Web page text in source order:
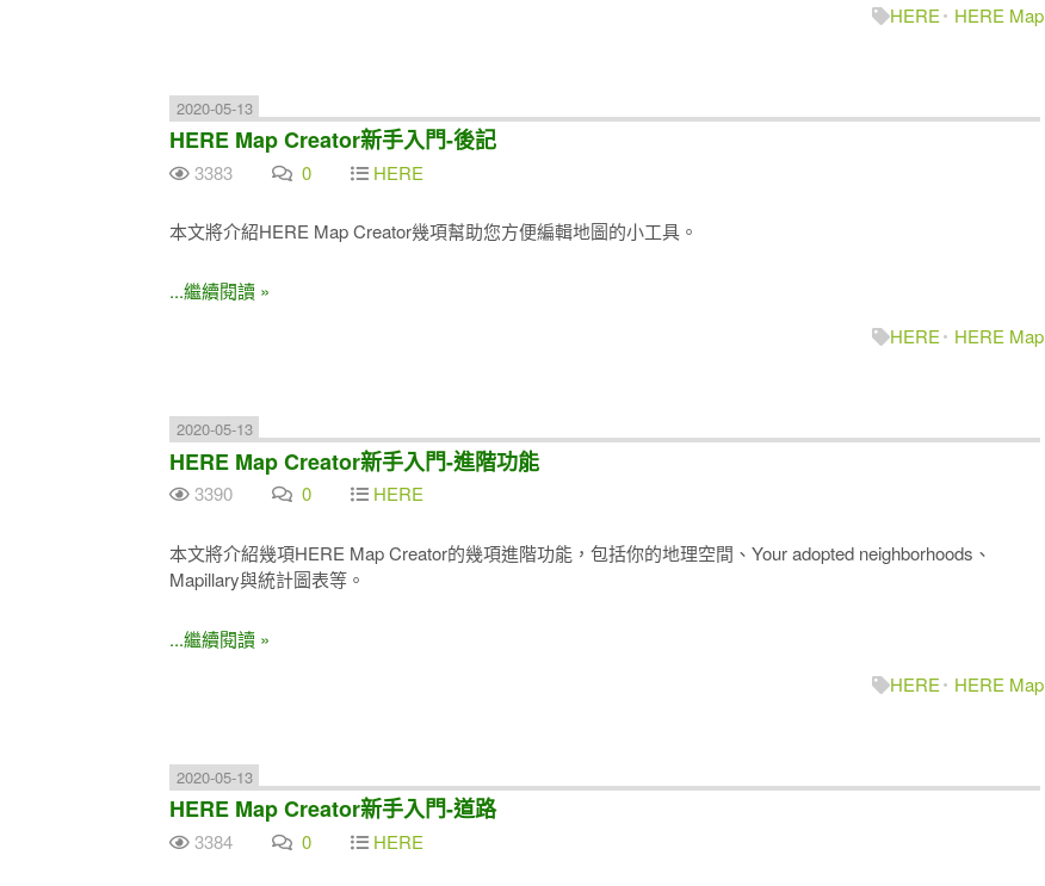
HERE
HERE Map
2020-05-13
HERE Map Creator新手入門-後記
3383 0 HERE
本文將介紹HERE Map Creator幾項幫助您方便編輯地圖的小工具。
...繼續閱讀 »
HERE
HERE Map
2020-05-13
HERE Map Creator新手入門-進階功能
3390 0 HERE
本文將介紹幾項HERE Map Creator的幾項進階功能，包括你的地理空間、Your adopted neighborhoods、
Mapillary與統計圖表等。
...繼續閱讀 »
HERE
HERE Map
2020-05-13
HERE Map Creator新手入門-道路
3384 0 HERE